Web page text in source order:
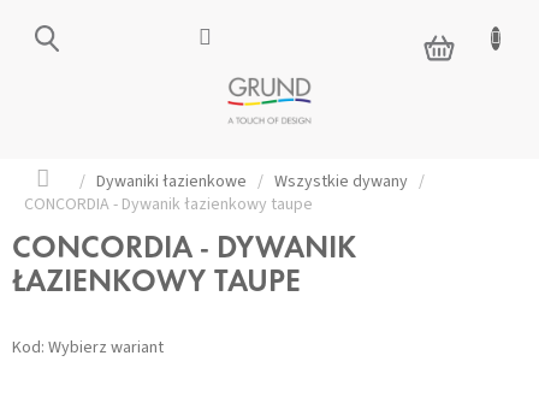
KOSZYK
Home
/ Dywaniki łazienkowe / Wszystkie dywany /
CONCORDIA - Dywanik łazienkowy taupe
CONCORDIA - DYWANIK
ŁAZIENKOWY TAUPE
Kod: Wybierz wariant